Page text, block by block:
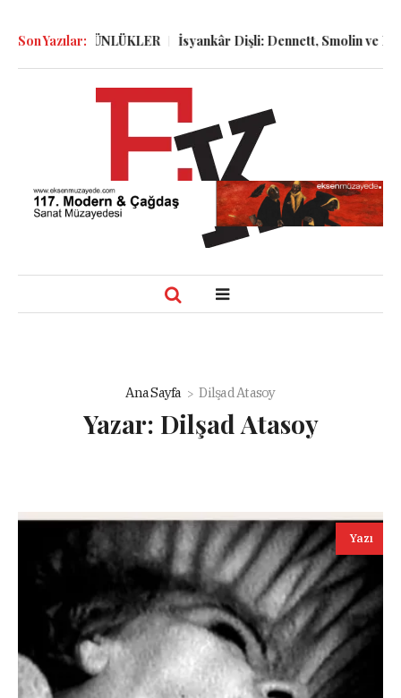
Son Yazılar:
ve GÜNLÜKLER İsyankâr Dişli: Dennett, Smolin ve
Ana Sayfa Dilşad Atasoy
Yazar: Dilşad Atasoy
Yazı